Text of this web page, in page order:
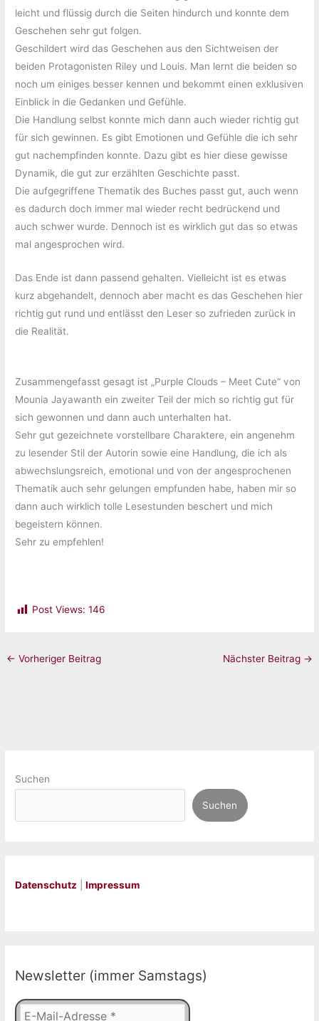
leicht und flüssig durch die Seiten hindurch und konnte dem
Geschehen sehr gut folgen.
Geschildert wird das Geschehen aus den Sichtweisen der
beiden Protagonisten Riley und Louis. Man lernt die beiden so
noch um einiges besser kennen und bekommt einen exklusiven
Einblick in die Gedanken und Gefühle.
Die Handlung selbst konnte mich dann auch wieder richtig gut
für sich gewinnen. Es gibt Emotionen und Gefühle die ich sehr
gut nachempfinden konnte. Dazu gibt es hier diese gewisse
Dynamik, die gut zur erzählten Geschichte passt.
Die aufgegriffene Thematik des Buches passt gut, auch wenn
es dadurch doch immer mal wieder recht bedrückend und
auch schwer wurde. Dennoch ist es wirklich gut das so etwas
mal angesprochen wird.
Das Ende ist dann passend gehalten. Vielleicht ist es etwas
kurz abgehandelt, dennoch aber macht es das Geschehen hier
richtig gut rund und entlässt den Leser so zufrieden zurück in
die Realität.
Zusammengefasst gesagt ist „Purple Clouds – Meet Cute“ von
Mounia Jayawanth ein zweiter Teil der mich so richtig gut für
sich gewonnen und dann auch unterhalten hat.
Sehr gut gezeichnete vorstellbare Charaktere, ein angenehm
zu lesender Stil der Autorin sowie eine Handlung, die ich als
abwechslungsreich, emotional und von der angesprochenen
Thematik auch sehr gelungen empfunden habe, haben mir so
dann auch wirklich tolle Lesestunden beschert und mich
begeistern können.
Sehr zu empfehlen!
Post Views: 146
← Vorheriger Beitrag Nächster Beitrag →
Suchen
Suchen
Datenschutz |Impressum
Newsletter (immer Samstags)